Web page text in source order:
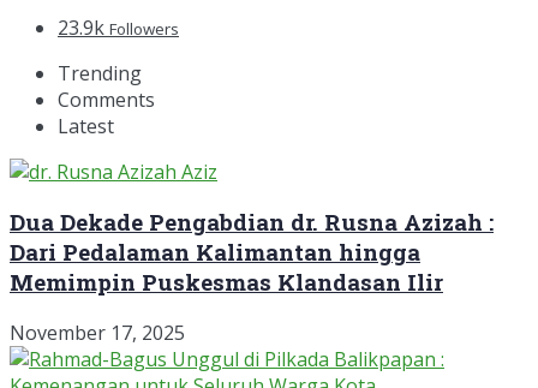
23.9k Followers
Trending
Comments
Latest
Dua Dekade Pengabdian dr. Rusna Azizah :
Dari Pedalaman Kalimantan hingga
Memimpin Puskesmas Klandasan Ilir
November 17, 2025